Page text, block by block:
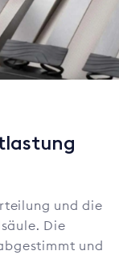
und die
Die
und